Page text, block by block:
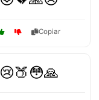
Copiar
😢🍑😳🙏